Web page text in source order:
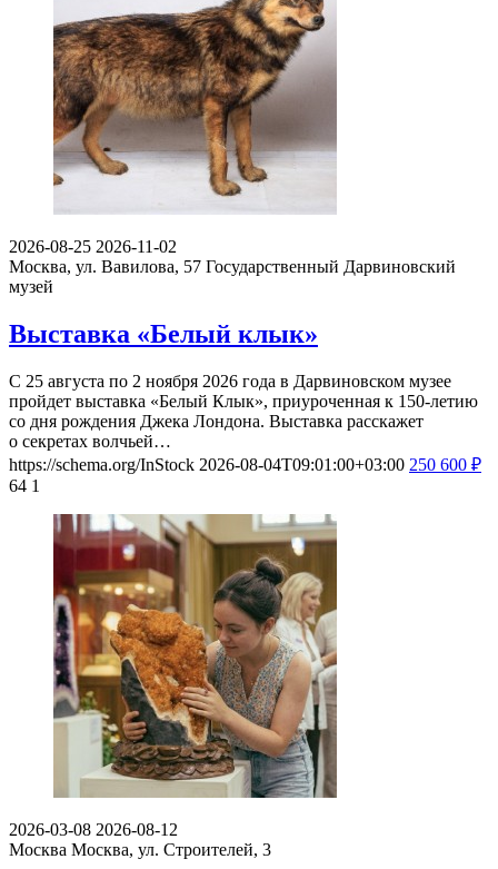
2026-08-25 2026-11-02
Москва, ул. Вавилова, 57 Государственный Дарвиновский
музей
Выставка «Белый клык»
С 25 августа по 2 ноября 2026 года в Дарвиновском музее
пройдет выставка «Белый Клык», приуроченная к 150-летию
со дня рождения Джека Лондона. Выставка расскажет
о секретах волчьей…
https://schema.org/InStock 2026-08-04T09:01:00+03:00 250 600 ₽
64 1
2026-03-08 2026-08-12
Москва Москва, ул. Строителей, 3